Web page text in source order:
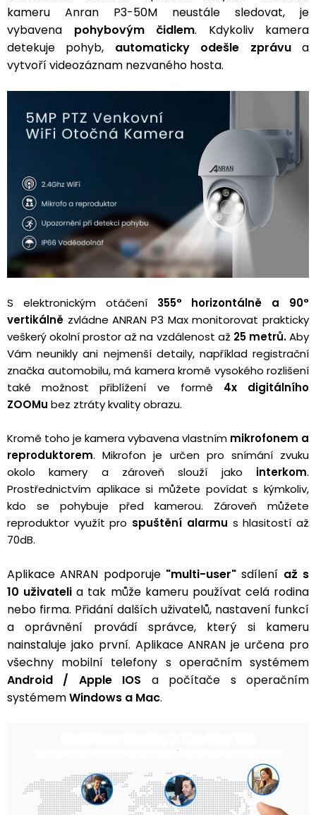
kameru Anran P3-50M neustále sledovat, je
vybavena pohybovým čidlem. Kdykoliv kamera
detekuje pohyb, automaticky odešle zprávua
vytvoří videozáznam nezvaného hosta.
S elektronickým otáčení 355° horizontálně a 90°
vertikálně zvládne ANRAN P3 Max monitorovat prakticky
veškerý okolní prostor až na vzdálenost až 25 metrů.Aby
Vám neunikly ani nejmenší detaily, například registrační
značka automobilu, má kamera kromě vysokého rozlišení
také možnost přiblížení ve formě 4x digitálního
ZOOMu bez ztráty kvality obrazu.
Kromě toho je kamera vybavena vlastním mikrofonem a
reproduktorem. Mikrofon je určen pro snímání zvuku
okolo kamery a zároveň slouží jako interkom.
Prostřednictvím aplikace si můžete povídat s kýmkoliv,
kdo se pohybuje před kamerou. Zároveň můžete
reproduktor využít pro spuštění alarmu s hlasitostí až
70dB.
Aplikace ANRAN podporuje "multi-user" sdílení až s
10 uživatelia tak může kameru používat celá rodina
nebo firma. Přidání dalších uživatelů, nastavení funkcí
a oprávnění provádí správce, který si kameru
nainstaluje jako první. Aplikace ANRAN je určena pro
všechny mobilní telefony s operačním systémem
Android / Apple IOS a počítače s operačním
systémemWindows a Mac.